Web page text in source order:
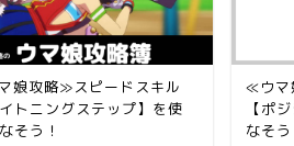
娘攻略≫スピードスキル
イトニングステップ】を使
そう！
≪ウマ
【ポ
なそう